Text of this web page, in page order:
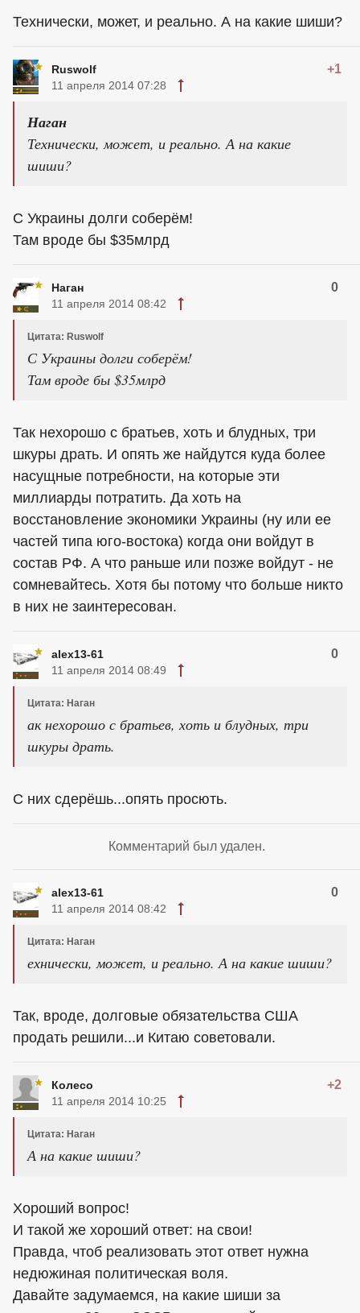
Технически, может, и реально. А на какие шиши?
Ruswolf +1
11 апреля 2014 07:28
Наган
Технически, может, и реально. А на какие
шиши?
С Украины долги соберём!
Там вроде бы $35млрд
Наган 0
11 апреля 2014 08:42
Цитата: Ruswolf
С Украины долги соберём!
Там вроде бы $35млрд
Так нехорошо с братьев, хоть и блудных, три
шкуры драть. И опять же найдутся куда более
насущные потребности, на которые эти
миллиарды потратить. Да хоть на
восстановление экономики Украины (ну или ее
частей типа юго-востока) когда они войдут в
состав РФ. А что раньше или позже войдут - не
сомневайтесь. Хотя бы потому что больше никто
в них не заинтересован.
alex13-61 0
11 апреля 2014 08:49
Цитата: Наган
ак нехорошо с братьев, хоть и блудных, три
шкуры драть.
С них сдерёшь...опять просють.
Комментарий был удален.
alex13-61 0
11 апреля 2014 08:42
Цитата: Наган
ехнически, может, и реально. А на какие шиши?
Так, вроде, долговые обязательства США
продать решили...и Китаю советовали.
Колесо +2
11 апреля 2014 10:25
Цитата: Наган
А на какие шиши?
Хороший вопрос!
И такой же хороший ответ: на свои!
Правда, чтоб реализовать этот ответ нужна
недюжиная политическая воля.
Давайте задумаемся, на какие шиши за